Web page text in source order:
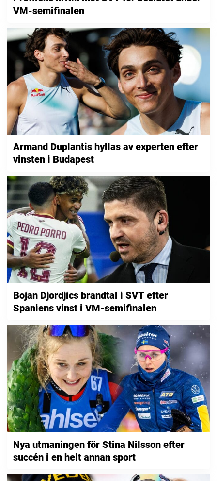
VM-semifinalen
Armand Duplantis hyllas av experten efter
vinsten i Budapest
Bojan Djordjics brandtal i SVT efter
Spaniens vinst i VM-semifinalen
Nya utmaningen för Stina Nilsson efter
succén i en helt annan sport